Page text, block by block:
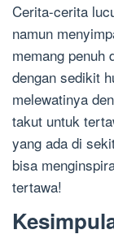
Cerita-cerita
namun
memang penuh
dengan sedikit
melewatinya
takut untuk
yang ada di
bisa
tertawa!